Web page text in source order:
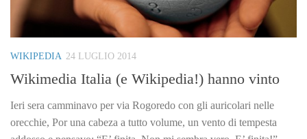
WIKIPEDIA 24 LUGLIO 2014
Wikimedia Italia (e Wikipedia!) hanno vinto
Ieri sera camminavo per via Rogoredo con gli auricolari nelle
orecchie, Por una cabeza a tutto volume, un vento di tempesta